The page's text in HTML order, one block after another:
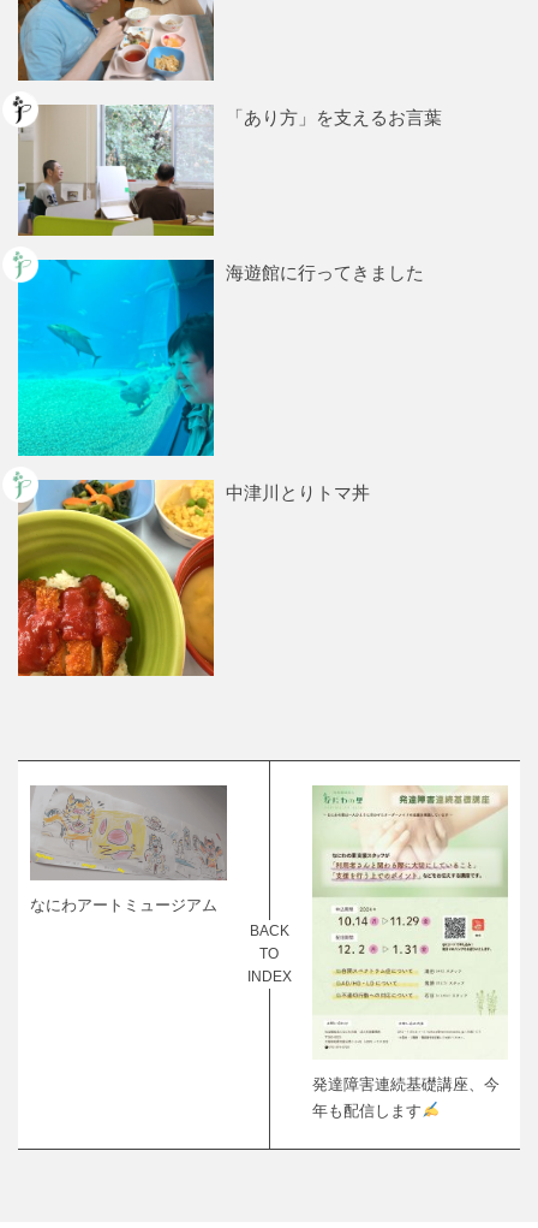
「あり方」を支えるお言葉
海遊館に行ってきました
中津川とりトマ丼
なにわアートミュージアム
BACK
TO
INDEX
発達障害連続基礎講座、今
年も配信します